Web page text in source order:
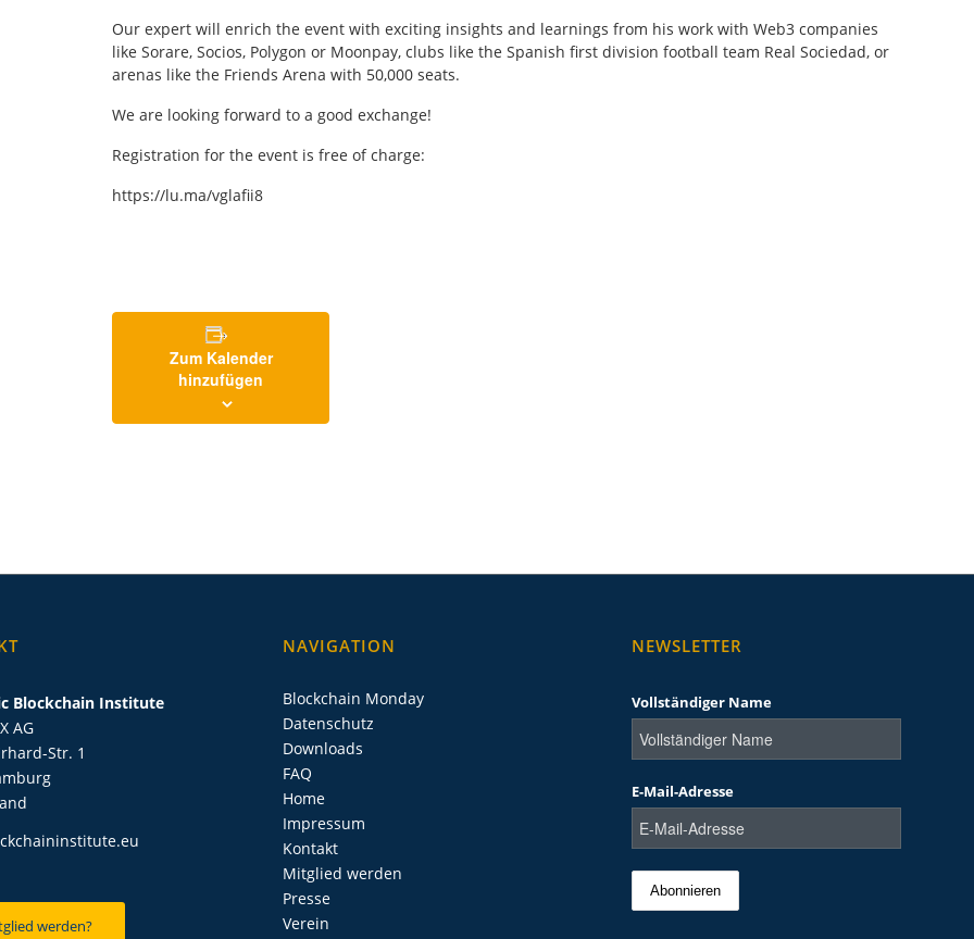
Our expert will enrich the event with exciting insights and learnings from his work with Web3 companies
like Sorare, Socios, Polygon or Moonpay, clubs like the Spanish first division football team Real Sociedad, or
arenas like the Friends Arena with 50,000 seats.
We are looking forward to a good exchange!
Registration for the event is free of charge:
https://lu.ma/vglafii8
Zum Kalender
hinzufügen
Blockchain Institute
AG
Str. 1
werden?
NAVIGATION
Blockchain Monday
Datenschutz
Downloads
FAQ
Home
Impressum
Kontakt
Mitglied werden
Presse
Verein
NEWSLETTER
Vollständiger Name
E-Mail-Adresse